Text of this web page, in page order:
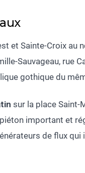
et Sainte-Croix
Sauvageau, rue
gothique du
sur la place Saint-
important et
de flux